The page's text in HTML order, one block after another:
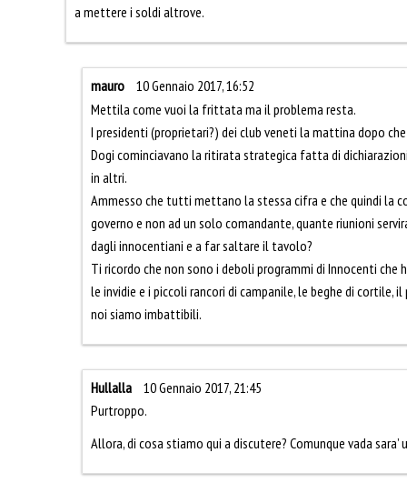
a mettere i soldi altrove.
mauro
10 Gennaio 2017, 16:52
Mettila come vuoi la frittata ma il problema resta.
I presidenti (proprietari?) dei club veneti la mattina dopo
Dogi cominciavano la ritirata strategica fatta di
in altri.
Ammesso che tutti mettano la stessa cifra e che quindi la
governo e non ad un solo comandante, quante riunioni
dagli innocentiani e a far saltare il tavolo?
Ti ricordo che non sono i deboli programmi di Innocenti
le invidie e i piccoli rancori di campanile, le beghe di cortile,
noi siamo imbattibili.
Hullalla
10 Gennaio 2017, 21:45
Purtroppo.
Allora, di cosa stiamo qui a discutere? Comunque vada